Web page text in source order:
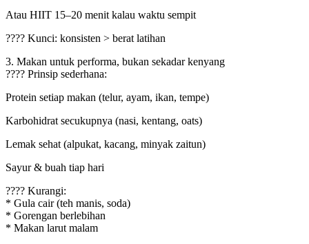
Atau HIIT 15–20 menit kalau waktu sempit
???? Kunci: konsisten > berat latihan
3. Makan untuk performa, bukan sekadar kenyang
???? Prinsip sederhana:
Protein setiap makan (telur, ayam, ikan, tempe)
Karbohidrat secukupnya (nasi, kentang, oats)
Lemak sehat (alpukat, kacang, minyak zaitun)
Sayur & buah tiap hari
???? Kurangi:
* Gula cair (teh manis, soda)
* Gorengan berlebihan
* Makan larut malam